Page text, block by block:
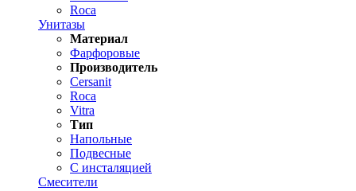
Roca
Унитазы
Материал
Фарфоровые
Производитель
Cersanit
Roca
Vitra
Тип
Напольные
Подвесные
С инсталяцией
Смесители